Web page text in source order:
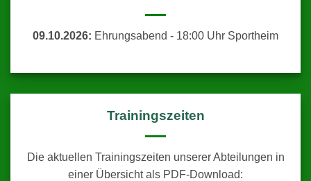
09.10.2026: Ehrungsabend - 18:00 Uhr Sportheim
Trainingszeiten
Die aktuellen Trainingszeiten unserer Abteilungen in
einer Übersicht als PDF-Download: